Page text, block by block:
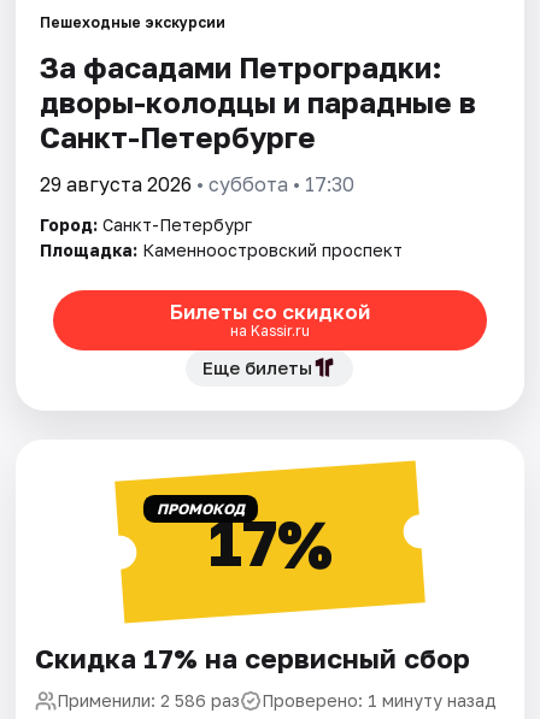
Города
Площадки
Артисты
Рейтинги
Пешеходные экскурсии
За фасадами Петроградки:
дворы-колодцы и парадные в
Санкт-Петербурге
29 августа 2026 • суббота • 17:30
Город: Санкт-Петербург
Площадка: Каменноостровский проспект
Билеты со скидкой
на Kassir.ru
Еще билеты
ПРОМОКОД17%
Скидка 17% на сервисный сбор
Применили: 2 586 раз Проверено: 1 минуту назад